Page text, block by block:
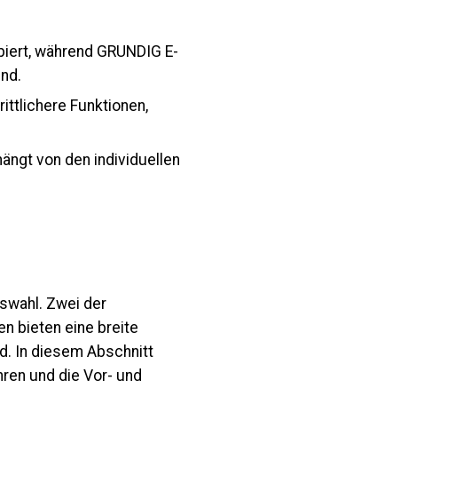
während GRUNDIG E-
Funktionen,
von den individuellen
Zwei der
bieten eine breite
In diesem Abschnitt
und die Vor- und